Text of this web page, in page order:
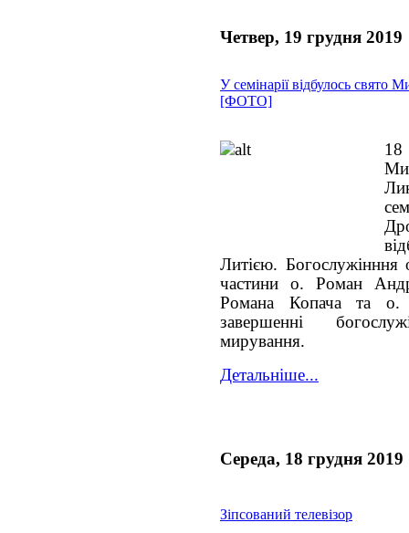
Четвер, 19 грудня 2019
У семінарії відбулось свято
[ФОТО]
18
Литією. Богослужінння
частини о. Роман
Романа Копача та
завершенні
мирування.
Детальніше...
Середа, 18 грудня 2019
Зіпсований телевізор